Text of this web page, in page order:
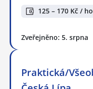
125 – 170 Kč /
Zveřejněno: 5. srpna
Praktická/